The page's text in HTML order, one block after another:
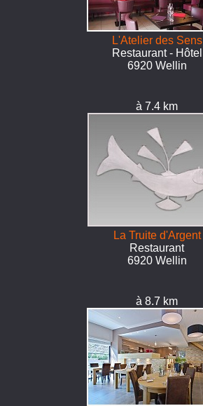
L'Atelier des Sens
Restaurant - Hôtel
6920 Wellin
à 7.4 km
La Truite d'Argent
Restaurant
6920 Wellin
à 8.7 km